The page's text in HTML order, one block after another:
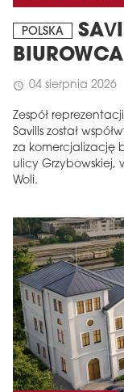
POLSKA
schedule 04 sierpnia 2026
Zespół
Savills został
za komercjalizację
ulicy Grzybowskiej,
Woli.